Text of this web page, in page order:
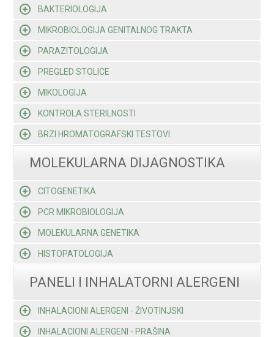
BAKTERIOLOGIJA
MIKROBIOLOGIJA GENITALNOG TRAKTA
PARAZITOLOGIJA
PREGLED STOLICE
MIKOLOGIJA
KONTROLA STERILNOSTI
BRZI HROMATOGRAFSKI TESTOVI
MOLEKULARNA DIJAGNOSTIKA
CITOGENETIKA
PCR MIKROBIOLOGIJA
MOLEKULARNA GENETIKA
HISTOPATOLOGIJA
PANELI I INHALATORNI ALERGENI
INHALACIONI ALERGENI - ŽIVOTINJSKI
INHALACIONI ALERGENI - PRAŠINA